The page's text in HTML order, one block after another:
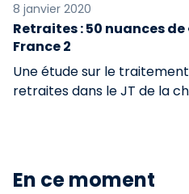
8 janvier 2020
Retraites : 50 nuances de
France 2
Une étude sur le
retraites dans le JT de la
En ce moment